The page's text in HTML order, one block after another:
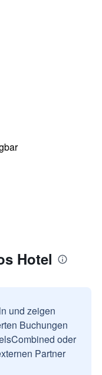
Hotel
und zeigen
Buchungen
oder
Partner